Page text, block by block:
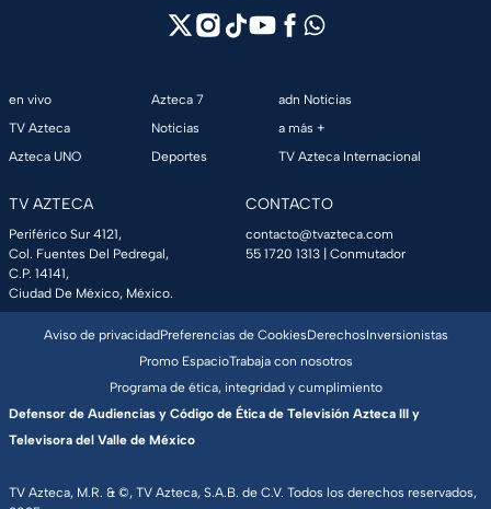
en vivo
TV Azteca
Azteca UNO
Azteca 7
Noticias
Deportes
adn Noticias
a más +
TV Azteca Internacional
TV AZTECA
Periférico Sur 4121,
Col. Fuentes Del Pedregal,
C.P. 14141,
Ciudad De México, México.
CONTACTO
contacto@tvazteca.com
55 1720 1313 | Conmutador
TV Azteca, M.R. & ©, TV Azteca, S.A.B. de C.V. Todos los derechos reservados,
Aviso de privacidadPreferencias de CookiesDerechosInversionistas
Promo EspacioTrabaja con nosotros
Programa de ética, integridad y cumplimiento
Defensor de Audiencias y Código de Ética de Televisión Azteca III y
Televisora del Valle de México